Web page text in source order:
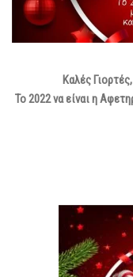
Καλές
Το 2022 να είναι η